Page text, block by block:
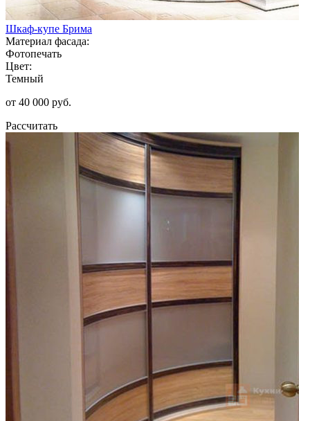
Шкаф-купе Брима
Материал фасада:
Фотопечать
Цвет:
Темный
от 40 000 руб.
Рассчитать